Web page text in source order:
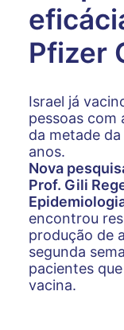
Pfizer
Israel já
pessoas com
da metade
anos.
Nova
Prof. Gili
encontrou
produção de
segunda
pacientes
vacina.